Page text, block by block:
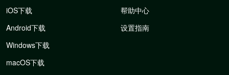
iOS下载
Android下载
Windows下载
macOS下载
帮助中心
设置指南